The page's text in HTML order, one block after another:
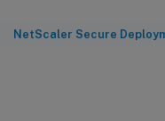
NetScaler Secure